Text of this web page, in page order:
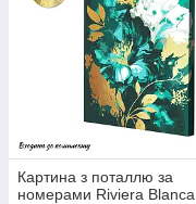
Картина з поталлю за
номерами Riviera Blanca